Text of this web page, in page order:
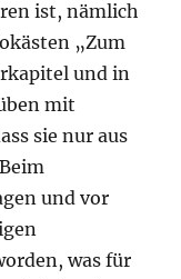
ist, nämlich
„Zum
und in
mit
sie nur aus
und vor
was für